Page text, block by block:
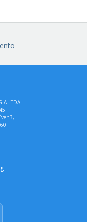
LTDA